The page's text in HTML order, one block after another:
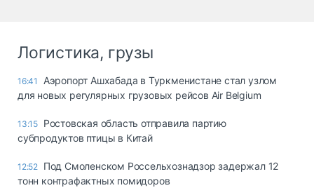
Логистика, грузы
16:41
Аэропорт Ашхабада в Туркменистане стал узлом
для новых регулярных грузовых рейсов Air Belgium
13:15 Ростовская область отправила партию
субпродуктов птицы в Китай
12:52 Под Смоленском Россельхознадзор задержал 12
тонн контрафактных помидоров